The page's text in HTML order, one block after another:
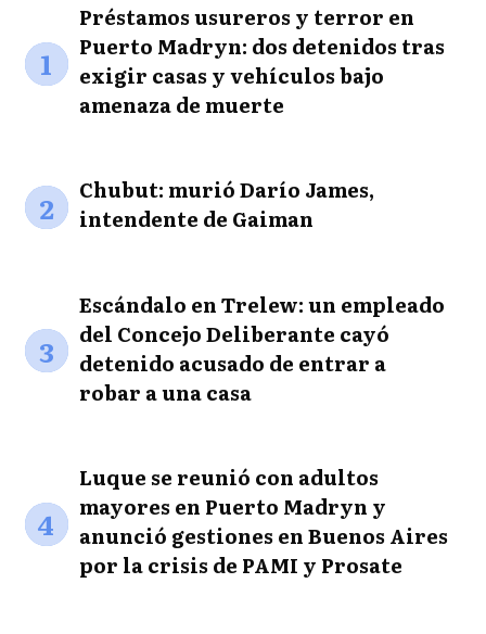
1
Préstamos usureros y terror en
Puerto Madryn: dos detenidos tras
exigir casas y vehículos bajo
amenaza de muerte
2
Chubut: murió Darío James,
intendente de Gaiman
3
Escándalo en Trelew: un empleado
del Concejo Deliberante cayó
detenido acusado de entrar a
robar a una casa
4
Luque se reunió con adultos
mayores en Puerto Madryn y
anunció gestiones en Buenos Aires
por la crisis de PAMI y Prosate